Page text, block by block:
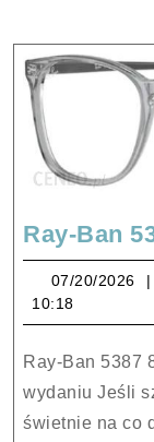
Ray-Ban
07/20/2026
10:18
Ray-Ban 5387 8140 54 – klasyka w nowoczesnym
wydaniu Jeśli
świetnie na co